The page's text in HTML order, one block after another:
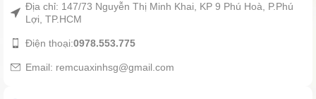
Địa chỉ: 147/73 Nguyễn Thị Minh Khai, KP 9 Phú Hoà, P.Phú
Lợi, TP.HCM
Điện thoại:0978.553.775
Email: remcuaxinhsg@gmail.com